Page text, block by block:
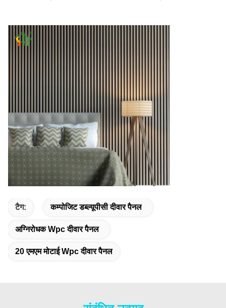
टैग: कम्पोजिट डब्ल्यूपीसी दीवार पैनल
अग्निरोधक Wpc दीवार पैनल
20 एमएम मोटाई Wpc दीवार पैनल